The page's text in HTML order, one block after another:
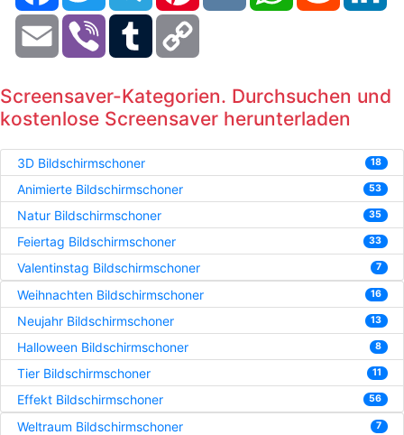
Email Viber Tumblr
Screensaver-Kategorien. Durchsuchen und
kostenlose Screensaver herunterladen
3D Bildschirmschoner 18
Animierte Bildschirmschoner 53
Natur Bildschirmschoner 35
Feiertag Bildschirmschoner 33
Valentinstag Bildschirmschoner 7
Weihnachten Bildschirmschoner 16
Neujahr Bildschirmschoner 13
Halloween Bildschirmschoner 8
Tier Bildschirmschoner 11
Effekt Bildschirmschoner 56
Weltraum Bildschirmschoner 7